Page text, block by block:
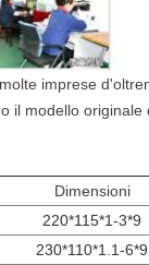
imprese
il modello
Dimensioni
220*115*1-3*9
230*110*1.1-6*9